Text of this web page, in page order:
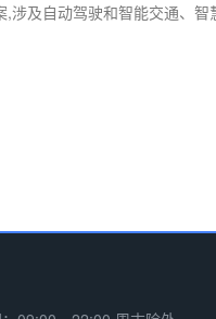
及自动驾驶和智能交通、智